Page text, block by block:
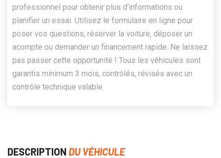
professionnel pour obtenir plus d’informations ou
planifier un essai. Utilisez le formulaire en ligne pour
poser vos questions, réserver la voiture, déposer un
acompte ou demander un financement rapide. Ne laissez
pas passer cette opportunité ! Tous les véhicules sont
garantis minimum 3 mois, contrôlés, révisés avec un
contrôle technique valable.
DESCRIPTION DU VÉHICULE